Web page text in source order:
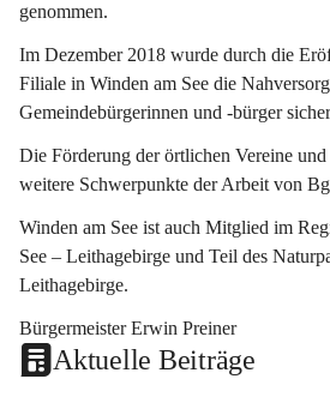
genommen.
Im Dezember 2018 wurde durch die
Filiale in Winden am See die
Gemeindebürgerinnen und -bürger
Die Förderung der örtlichen Vereine
weitere Schwerpunkte der Arbeit von
Winden am See ist auch Mitglied im
See – Leithagebirge und Teil des
Leithagebirge.
Bürgermeister Erwin Preiner
Aktuelle Beiträge